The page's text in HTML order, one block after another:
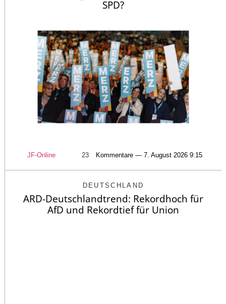
SPD?
JF-Online 23 Kommentare — 7. August 2026 9:15
DEUTSCHLAND
ARD-Deutschlandtrend: Rekordhoch für
AfD und Rekordtief für Union